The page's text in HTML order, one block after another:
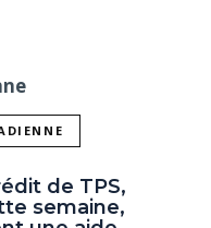
de TPS,
semaine,